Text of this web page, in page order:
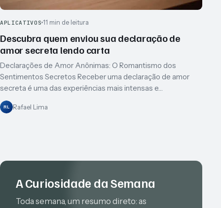
APLICATIVOS 11 min de leitura
Descubra quem enviou sua declaração de
amor secreta lendo carta
Declarações de Amor Anônimas: O Romantismo dos
Sentimentos Secretos Receber uma declaração de amor
secreta é uma das experiências mais intensas e…
RL Rafael Lima
A Curiosidade da Semana
Toda semana, um resumo direto: as